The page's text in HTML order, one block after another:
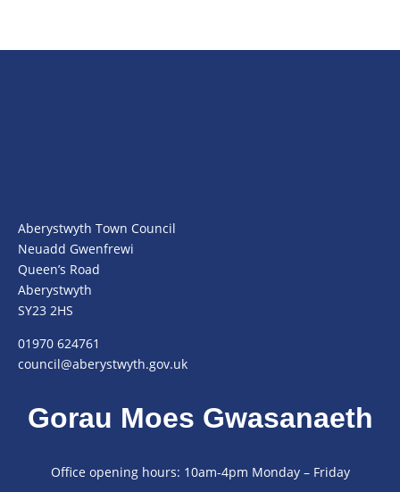
Aberystwyth Town Council
Neuadd Gwenfrewi
Queen’s Road
Aberystwyth
SY23 2HS
01970 624761
council@aberystwyth.gov.uk
Gorau Moes Gwasanaeth
Office opening hours: 10am-4pm Monday – Friday